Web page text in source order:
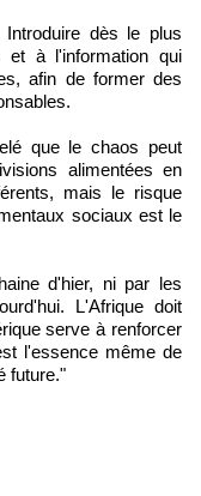
dès le plus
et à l'information qui
afin de former des
que le chaos peut
alimentées en
mais le risque
sociaux est le
d'hier, ni par les
L'Afrique doit
serve à renforcer
l'essence même de
future."